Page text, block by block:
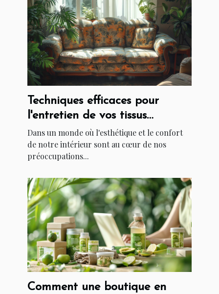
Techniques efficaces pour
l'entretien de vos tissus
d'ameublement
Dans un monde où l'esthétique et le confort
de notre intérieur sont au cœur de nos
préoccupations...
Comment une boutique en